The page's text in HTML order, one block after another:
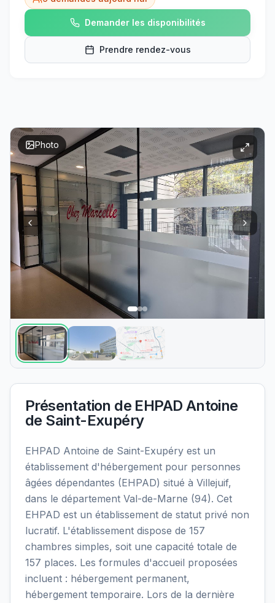
Demander les disponibilités
Prendre rendez-vous
Photo
Présentation de EHPAD Antoine
de Saint-Exupéry
EHPAD Antoine de Saint-Exupéry est un
établissement d'hébergement pour personnes
âgées dépendantes (EHPAD) situé à Villejuif,
dans le département Val-de-Marne (94). Cet
EHPAD est un établissement de statut privé non
lucratif. L'établissement dispose de 157
chambres simples, soit une capacité totale de
157 places. Les formules d'accueil proposées
incluent : hébergement permanent,
hébergement temporaire. Lors de la dernière